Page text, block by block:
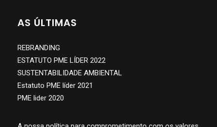
AS ÚLTIMAS
REBRANDING
ESTATUTO PME LÍDER 2022
SUSTENTABILIDADE AMBIENTAL
Estatuto PME líder 2021
PME lider 2020